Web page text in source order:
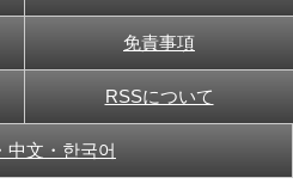
免責事項
RSSについて
中文・한국어